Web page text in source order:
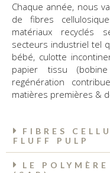
Chaque année, nous
de fibres
matériaux recyclés
secteurs industriel tel
bébé, culotte
papier tissu
regénération
matières premières &
FIBRES
FLUFF PULP
LE